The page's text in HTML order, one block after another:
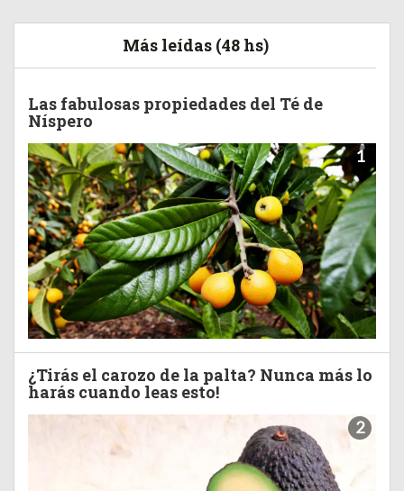
Más leídas (48 hs)
Las fabulosas propiedades del Té de
Níspero
1
¿Tirás el carozo de la palta? Nunca más lo
harás cuando leas esto!
2